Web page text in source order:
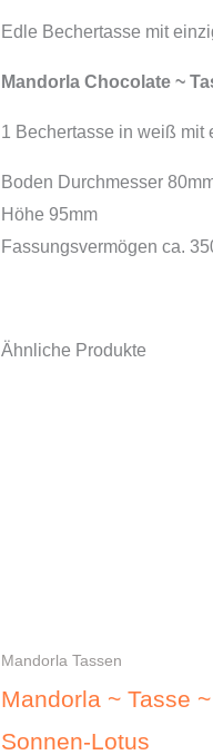
Edle Bechertasse mit
Mandorla Chocolate ~
1 Bechertasse in weiß mit
Boden Durchmesser
Höhe 95mm
Fassungsvermögen ca.
Ähnliche Produkte
Mandorla Tassen
Mandorla ~ Tasse ~
Sonnen-Lotus